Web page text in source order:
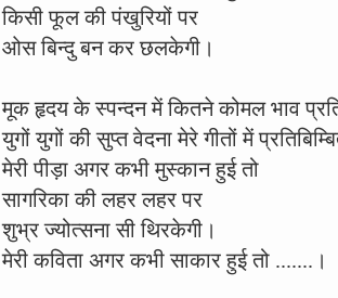
किसी फूल की पंखुरियों पर
ओस बिन्दु बन कर छलकेगी।
मूक हृदय के स्पन्दन में कितने कोमल भाव
युगों युगों की सुप्त वेदना मेरे गीतों में
मेरी पीड़ा अगर कभी मुस्कान हुई तो
सागरिका की लहर लहर पर
शुभ्र ज्योत्सना सी थिरकेगी।
मेरी कविता अगर कभी साकार हुई तो .......।